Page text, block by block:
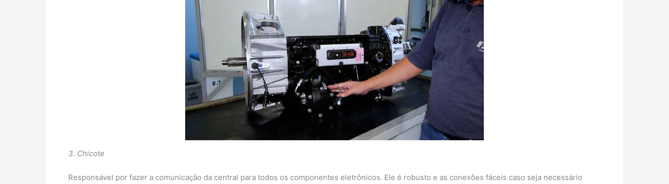
3. Chicote
Responsável por fazer a comunicação da central para todos os componentes eletrônicos. Ele é robusto e as conexões fáceis caso seja necessário